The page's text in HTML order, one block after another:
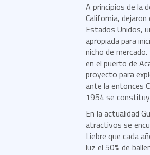
A principios de la
California,
Estados Unidos,
apropiada para
nicho de
en el puerto de
proyecto para
ante la entonces
1954 se
En la actualidad
atractivos se
Liebre que cada
luz el 50% de